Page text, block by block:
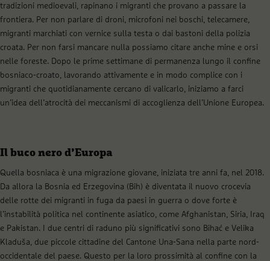
tradizioni medioevali, rapinano i migranti che provano a passare la
frontiera. Per non parlare di droni, microfoni nei boschi, telecamere,
migranti marchiati con vernice sulla testa o dai bastoni della polizia
croata. Per non farsi mancare nulla possiamo citare anche mine e orsi
nelle foreste. Dopo le prime settimane di permanenza lungo il confine
bosniaco-croato, lavorando attivamente e in modo complice con i
migranti che quotidianamente cercano di valicarlo, iniziamo a farci
un’idea dell’atrocità dei meccanismi di accoglienza dell’Unione Europea.
Il buco nero d’Europa
Quella bosniaca è una migrazione giovane, iniziata tre anni fa, nel 2018.
Da allora la Bosnia ed Erzegovina (Bih) è diventata il nuovo crocevia
delle rotte dei migranti in fuga da paesi in guerra o dove forte è
l’instabilità politica nel continente asiatico, come Afghanistan, Siria, Iraq
e Pakistan. I due centri di raduno più significativi sono Bihać e Velika
Kladuša, due piccole cittadine del Cantone Una-Sana nella parte nord-
occidentale del paese. Questo per la loro prossimità al confine con la